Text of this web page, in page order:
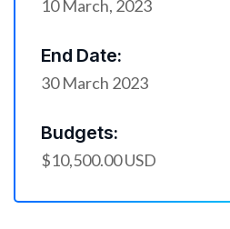
10 March, 2023
End Date:
30 March 2023
Budgets:
$10,500.00 USD